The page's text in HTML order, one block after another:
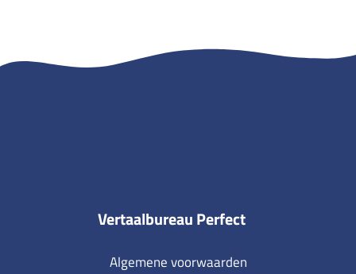
Vertaalbureau Perfect
Algemene voorwaarden